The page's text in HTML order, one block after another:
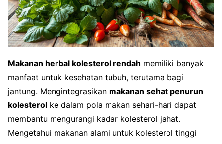
Makanan herbal kolesterol rendah memiliki banyak
manfaat untuk kesehatan tubuh, terutama bagi
jantung. Mengintegrasikan makanan sehat penurun
kolesterol ke dalam pola makan sehari-hari dapat
membantu mengurangi kadar kolesterol jahat.
Mengetahui makanan alami untuk kolesterol tinggi